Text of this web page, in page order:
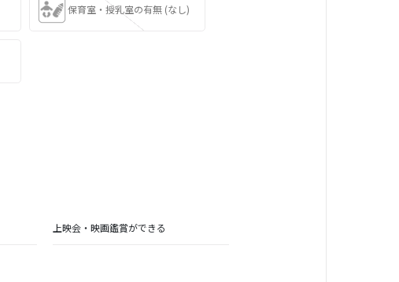
保育室・授乳室の有無 (なし)
上映会・映画鑑賞ができる